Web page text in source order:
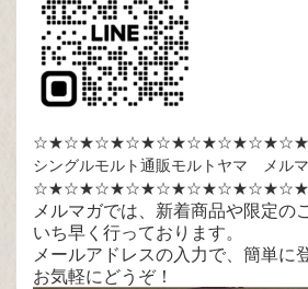
シングルモルト通販モルトヤマ メル
メルマガでは、新着商品や限定の
いち早く行っております。
メールアドレスの入力で、簡単に
お気軽にどうぞ！